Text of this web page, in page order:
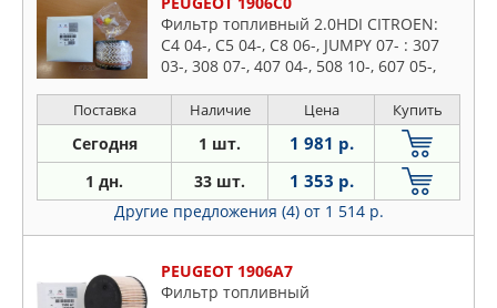
Фильтр топливный 2.0HDI CITROEN:
C4 04-, C5 04-, C8 06-, JUMPY 07- : 307
03-, 308 07-, 407 04-, 508 10-, 607 05-,
Поставка Наличие Цена Купить
Сегодня 1 шт. 1 981 р.
1 дн. 33 шт. 1 353 р.
Другие предложения (4) от 1 514 р.
PEUGEOT 1906A7
Фильтр топливный